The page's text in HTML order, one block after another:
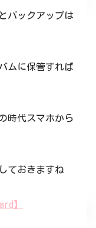
バックアップは
ムに保管すれば
時代スマホから
ておきますね
】